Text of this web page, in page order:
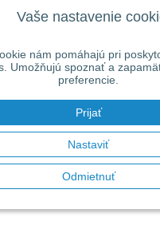
Vaše nastavenie
nám pomáhajú pri
Umožňujú spoznať a
preferencie.
Prijať
Nastaviť
Odmietnuť
DUMA •tvorba eshopu cez UNIobchod
WEBYGROUP